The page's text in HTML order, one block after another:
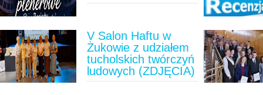
V Salon Haftu w
Żukowie z udziałem
tucholskich twórczyń
ludowych (ZDJĘCIA)